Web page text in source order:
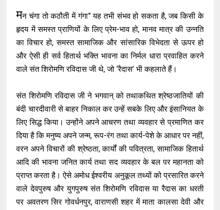
मन चंगा तो कठौती में गंगा” यह तभी संभव हो सकता है, जब किसी के
हृदय में समस्त प्राणियों के लिए प्रेम-भाव हो, मानव मात्र की उन्नति
का विचार हो, समस्त सामाजिक और सांसारिक विभेदता से ऊपर हो
और ऐसी ही सर्व हितार्थ भक्ति भावना का निर्मल धारा प्रवाहित करने
वाले संत शिरोमणि रविदास जी थे, जो ‘रैदास’ भी कहलाते हैं।
संत शिरोमणि रविदास जी ने भगवान् को तथाकथित श्रेष्ठजातियों की
बंदी चारदीवारी से बाहर निकाल कर उन्हें सबके लिए और इंसानियत के
लिए सिद्ध किया। उन्होंने अपने आचरण तथा व्यवहार से प्रमाणित कर
दिया है कि मनुष्य अपने जन्म, रूप-रंग तथा कार्य-पेशे के आधार पर नहीं,
वरन अपने विचारों की श्रेष्ठता, कार्यों की पवित्रता, सामाजिक हितार्थ
आदि की भावना जनित कार्य तथा सद व्यवहार के बल पर महानता को
प्राप्त करता है। ऐसे अमोध ईश्वरीय अनुकूल तथ्यों को प्रसारित करने
वाले देवपुरुष और युगपुरुष संत शिरोमणि रविदास या रैदास का धरती
पर अवतरण सिर गोवर्धनपुर, वाराणसी शहर में माता कालसा देवी और